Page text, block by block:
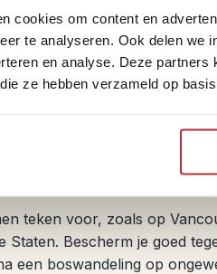
cookies om content en
te analyseren. Ook delen we
en analyse. Deze
ze hebben verzameld op
te laten vaccineren. Bij
te zoeken. Voor vertrek
ziekenhuis of in grote
Canada
teken voor, zoals op
Staten. Bescherm je goed
een boswandeling op